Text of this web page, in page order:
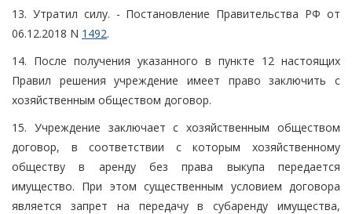
13. Утратил силу. - Постановление Правительства РФ от
06.12.2018 N 1492.
14. После получения указанного в пункте 12 настоящих
Правил решения учреждение имеет право заключить с
хозяйственным обществом договор.
15. Учреждение заключает с хозяйственным обществом
договор, в соответствии с которым хозяйственному
обществу в аренду без права выкупа передается
имущество. При этом существенным условием договора
является запрет на передачу в субаренду имущества,